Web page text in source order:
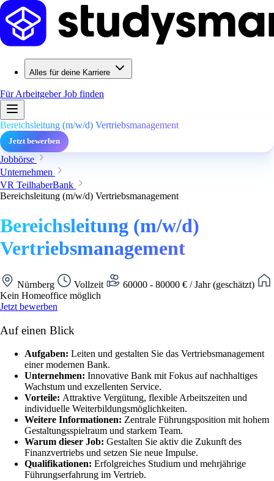
Alles für deine Karriere
Für ArbeitgeberJob finden
Bereichsleitung (m/w/d) Vertriebsmanagement
Jetzt bewerben
Jobbörse
Unternehmen
VR TeilhaberBank
Bereichsleitung (m/w/d) Vertriebsmanagement
Bereichsleitung (m/w/d)
Vertriebsmanagement
Nürnberg Vollzeit
60000 - 80000 € / Jahr (geschätzt)
Kein Homeoffice möglich
Jetzt bewerben
Auf einen Blick
Aufgaben: Leiten und gestalten Sie das Vertriebsmanagement
einer modernen Bank.
Unternehmen: Innovative Bank mit Fokus auf nachhaltiges
Wachstum und exzellenten Service.
Vorteile: Attraktive Vergütung, flexible Arbeitszeiten und
individuelle Weiterbildungsmöglichkeiten.
Weitere Informationen: Zentrale Führungsposition mit hohem
Gestaltungsspielraum und starkem Team.
Warum dieser Job: Gestalten Sie aktiv die Zukunft des
Finanzvertriebs und setzen Sie neue Impulse.
Qualifikationen: Erfolgreiches Studium und mehrjährige
Führungserfahrung im Vertrieb.